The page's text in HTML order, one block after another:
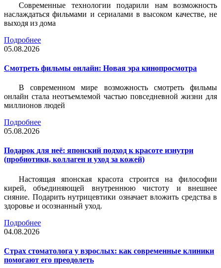
Современные технологии подарили нам возможность
наслаждаться фильмами и сериалами в высоком качестве, не
выходя из дома
Подробнее
05.08.2026
Смотреть фильмы онлайн: Новая эра кинопросмотра
В современном мире возможность смотреть фильмы
онлайн стала неотъемлемой частью повседневной жизни для
миллионов людей
Подробнее
05.08.2026
Подарок для неё: японский подход к красоте изнутри
(пробиотики, коллаген и уход за кожей)
Настоящая японская красота строится на философии
кирей, объединяющей внутреннюю чистоту и внешнее
сияние. Подарить нутрицевтики означает вложить средства в
здоровье и осознанный уход.
Подробнее
04.08.2026
Страх стоматолога у взрослых: как современные клиники
помогают его преодолеть